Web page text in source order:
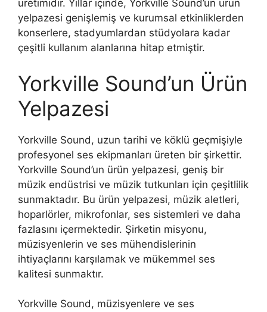
üretimidir. Yıllar içinde, Yorkville Sound’un ürün
yelpazesi genişlemiş ve kurumsal etkinliklerden
konserlere, stadyumlardan stüdyolara kadar
çeşitli kullanım alanlarına hitap etmiştir.
Yorkville Sound’un Ürün
Yelpazesi
Yorkville Sound, uzun tarihi ve köklü geçmişiyle
profesyonel ses ekipmanları üreten bir şirkettir.
Yorkville Sound’un ürün yelpazesi, geniş bir
müzik endüstrisi ve müzik tutkunları için çeşitlilik
sunmaktadır. Bu ürün yelpazesi, müzik aletleri,
hoparlörler, mikrofonlar, ses sistemleri ve daha
fazlasını içermektedir. Şirketin misyonu,
müzisyenlerin ve ses mühendislerinin
ihtiyaçlarını karşılamak ve mükemmel ses
kalitesi sunmaktır.
Yorkville Sound, müzisyenlere ve ses